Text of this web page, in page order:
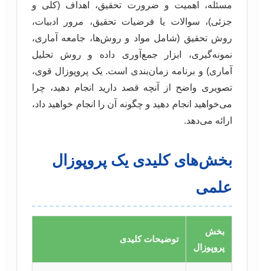
مسئله، اهمیت و ضرورت تحقیق، اهداف (کلی و
جزئی)، سوالات یا فرضیات تحقیق، مرور ادبیات،
روش تحقیق (شامل مواد و روش‌ها، جامعه آماری،
نمونه‌گیری، ابزار جمع‌آوری داده و روش تحلیل
آماری) و برنامه زمان‌بندی است. یک پروپوزال قوی،
تصویری واضح از آنچه قصد دارید انجام دهید، چرا
می‌خواهید انجام دهید و چگونه آن را انجام خواهید داد،
ارائه می‌دهد.
بخش‌های کلیدی یک پروپوزال
علمی
بخش
پروپوزال
توضیحات کلیدی